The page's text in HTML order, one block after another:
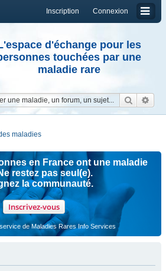
Connexion
Inscription
d'échange pour les
touchées par une
maladie rare
maladies
en France ont une maladie
restez pas seul(e).
la communauté.
Inscrivez-vous
de Maladies Rares Info Services